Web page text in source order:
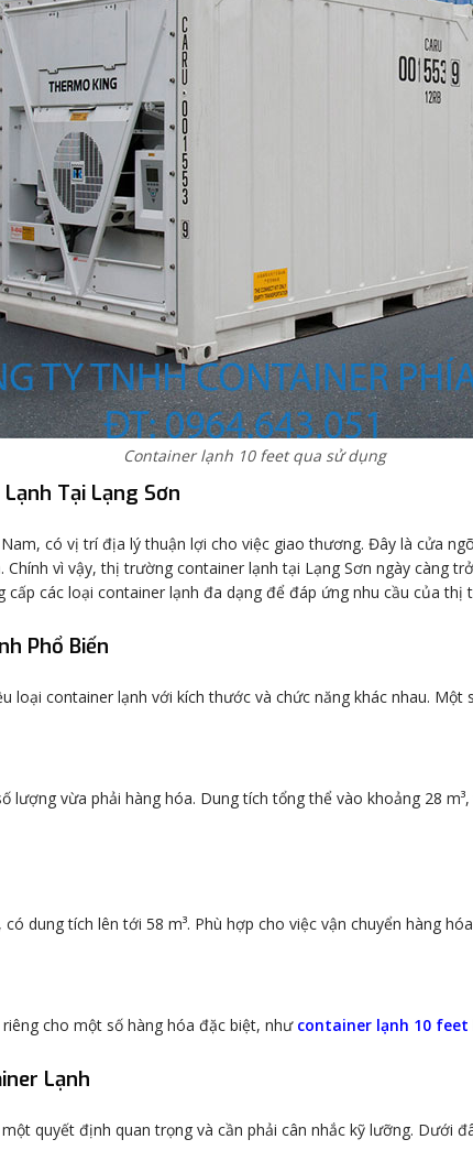
Container lạnh 10 feet qua sử dụng
Tại Lạng Sơn
có vị trí địa lý thuận lợi cho việc giao thương. Đây là cửa
Chính vì vậy, thị trường container lạnh tại Lạng Sơn ngày càng
cấp các loại container lạnh đa dạng để đáp ứng nhu cầu của thị
Phổ Biến
loại container lạnh với kích thước và chức năng khác nhau. Một
lượng vừa phải hàng hóa. Dung tích tổng thể vào khoảng 28
dung tích lên tới 58 m³. Phù hợp cho việc vận chuyển hàng
cho một số hàng hóa đặc biệt, như container lạnh 10 feet
Lạnh
quyết định quan trọng và cần phải cân nhắc kỹ lưỡng. Dưới